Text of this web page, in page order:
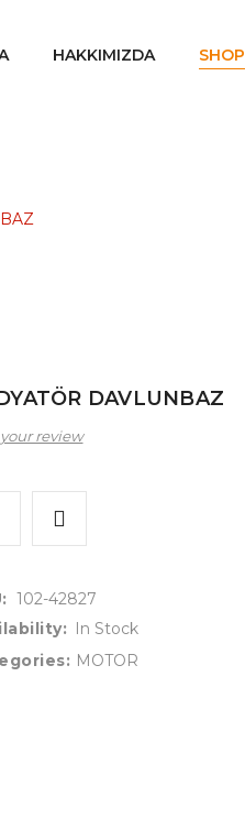
HAKKIMIZDA SHOP
DAVLUNBAZ
review
102-42827
In Stock
MOTOR